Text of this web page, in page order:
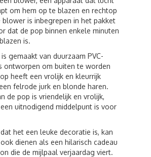
om hem op te blazen en rechtop
blower is inbegrepen in het pakket
dat de pop binnen enkele minuten
is.
gemaakt van duurzaam PVC-
ontworpen om buiten te worden
heeft een vrolijk en kleurrijk
felrode jurk en blonde haren.
de pop is vriendelijk en vrolijk,
uitnodigend middelpunt is voor
het een leuke decoratie is, kan
dienen als een hilarisch cadeau
die de mijlpaal verjaardag viert.